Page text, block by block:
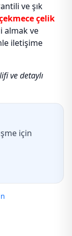
ve şık
çelik
almak ve
iletişime
ve detaylı
için